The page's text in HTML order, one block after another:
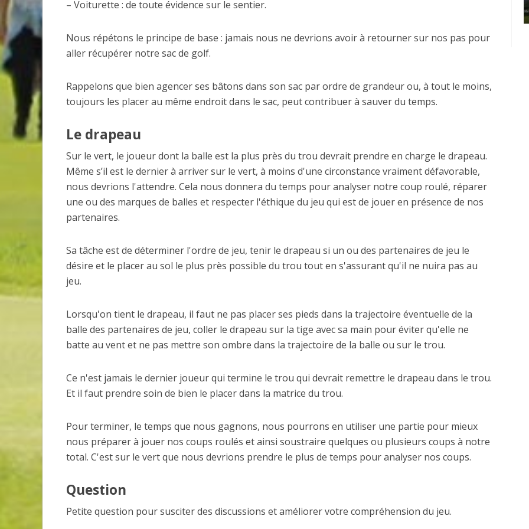
– Voiturette : de toute évidence sur le sentier.
Nous répétons le principe de base : jamais nous ne devrions avoir à retourner sur nos pas pour
aller récupérer notre sac de golf.
Rappelons que bien agencer ses bâtons dans son sac par ordre de grandeur ou, à tout le moins,
toujours les placer au même endroit dans le sac, peut contribuer à sauver du temps.
Le drapeau
Sur le vert, le joueur dont la balle est la plus près du trou devrait prendre en charge le drapeau.
Même s’il est le dernier à arriver sur le vert, à moins d'une circonstance vraiment défavorable,
nous devrions l'attendre. Cela nous donnera du temps pour analyser notre coup roulé, réparer
une ou des marques de balles et respecter l'éthique du jeu qui est de jouer en présence de nos
partenaires.
Sa tâche est de déterminer l'ordre de jeu, tenir le drapeau si un ou des partenaires de jeu le
désire et le placer au sol le plus près possible du trou tout en s'assurant qu'il ne nuira pas au
jeu.
Lorsqu'on tient le drapeau, il faut ne pas placer ses pieds dans la trajectoire éventuelle de la
balle des partenaires de jeu, coller le drapeau sur la tige avec sa main pour éviter qu'elle ne
batte au vent et ne pas mettre son ombre dans la trajectoire de la balle ou sur le trou.
Ce n'est jamais le dernier joueur qui termine le trou qui devrait remettre le drapeau dans le trou.
Et il faut prendre soin de bien le placer dans la matrice du trou.
Pour terminer, le temps que nous gagnons, nous pourrons en utiliser une partie pour mieux
nous préparer à jouer nos coups roulés et ainsi soustraire quelques ou plusieurs coups à notre
total. C'est sur le vert que nous devrions prendre le plus de temps pour analyser nos coups.
Question
Petite question pour susciter des discussions et améliorer votre compréhension du jeu.
de belles améliorations au Castor